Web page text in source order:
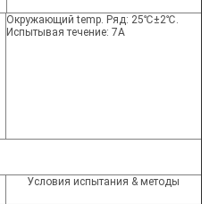
Окружающий temp. Ряд: 25℃±2℃.
Испытывая течение: 7A
Условия испытания & методы